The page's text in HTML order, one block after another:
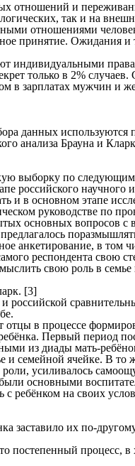
и
так и на
отношениями
принятие. Ожидания и
индивидуальными
только в 2%
в зарплатах мужчин и
данных
анализа Брауна и
выборку по
российского
и в основном этапе
руководстве по
основных вопросов
анкетирование, в
респондента свою
свою роль в
[3]
в процессе
Первый период
из диады мать-
и семейной ячейке. В
усиливалось
основными
ребёнком на своих
заставило их по-
процесс,